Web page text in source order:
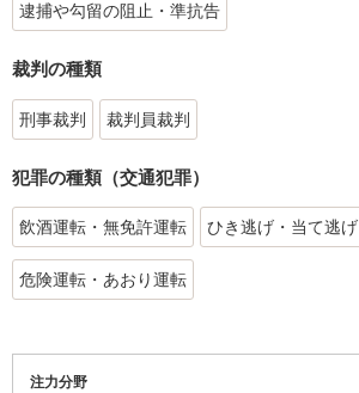
逮捕や勾留の阻止・準抗告
裁判の種類
刑事裁判 裁判員裁判
犯罪の種類（交通犯罪）
飲酒運転・無免許運転 ひき逃げ・当て逃げ
危険運転・あおり運転
注力分野